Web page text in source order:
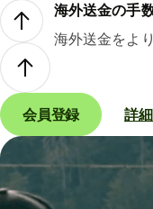
海外送金の手
海外送金をよ
会員登録 詳